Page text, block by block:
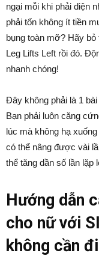
ngại mỗi khi phải diện
phải tốn không ít tiền
bụng toàn mỡ? Hãy
Leg Lifts Left rồi đó.
nhanh chóng!
Đây không phải là 1
Bạn phải luôn căng
lúc mà không hạ
có thể nâng được vài
thể tăng dần số lần lặp
Hướng dẫn
cho nữ với
không cần